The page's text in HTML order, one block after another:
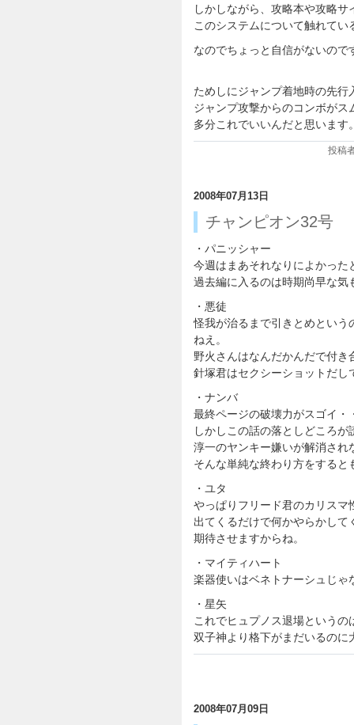
しかしながら、攻略本や攻略サ
このシステムについて触れて
なのでちょっと自信がないので
ためしにジャンプ着地時の先
ジャンプ攻撃からのコンボが
多分これでいいんだと思います
投稿
2008年07月13日
チャンピオン32号
・パニッシャー
今週はまあそれなりによかった
過去編に入るのは時期尚早な気
・悪徒
怪我が治るまで引きとめとい
ねえ。
野火さんはなんだかんだで付き
針塚君はセクシーショットだし
・ナンバ
最終ページの破壊力がスゴイ・
しかしこの話の落としどころが
淳一のヤンキー嫌いが解消さ
そんな単純な終わり方をすると
・ユタ
やっぱりフリード君のカリスマ
出てくるだけで何かやらかして
期待させますからね。
・マイティハート
楽器使いはベネトナーシュじゃ
・星矢
これでヒュプノス退場というの
双子神より格下がまだいるのに
2008年07月09日